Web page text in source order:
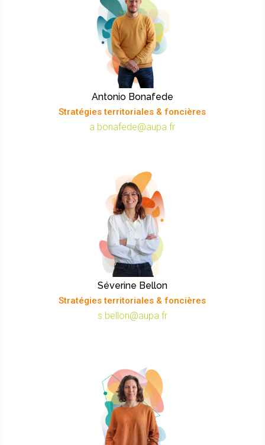
Antonio Bonafede
Stratégies territoriales & foncières
a.bonafede@aupa.fr
Séverine Bellon
Stratégies territoriales & foncières
s.bellon@aupa.fr